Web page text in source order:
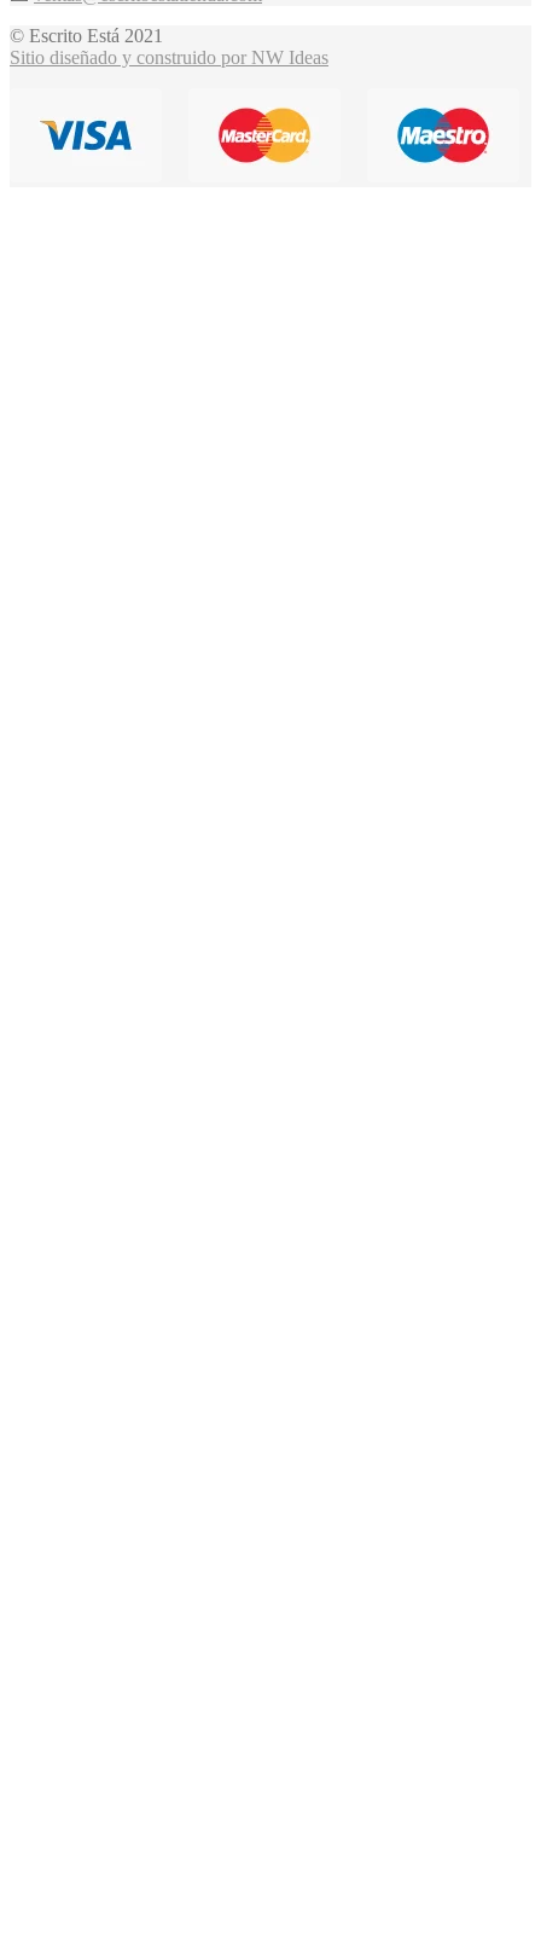
© Escrito Está 2021
Sitio diseñado y construido por NW Ideas